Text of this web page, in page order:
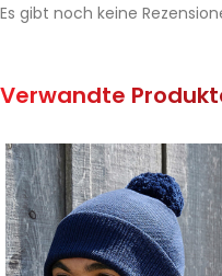
Es gibt noch keine
Verwandte